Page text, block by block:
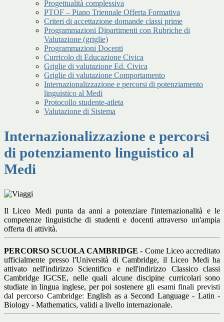
Progettualità complessiva
PTOF – Piano Triennale Offerta Formativa
Criteri di accettazione domande classi prime
Programmazioni Dipartimenti con Rubriche di
Valutazione (griglie)
Programmazioni Docenti
Curricolo di Educazione Civica
Griglie di valutazione Ed. Civica
Griglie di valutazione Comportamento
Internazionalizzazione e percorsi di potenziamento
linguistico al Medi
Protocollo studente-atleta
Valutazione di Sistema
Internazionalizzazione e percorsi
di potenziamento linguistico al
Medi
Il Liceo Medi punta da anni a potenziare l'internazionalità e le
competenze linguistiche di studenti e docenti attraverso un'ampia
offerta di attività.
PERCORSO SCUOLA CAMBRIDGE - Come Liceo accreditato
ufficialmente presso l'Università di Cambridge, il Liceo Medi ha
attivato nell'indirizzo Scientifico e nell'indirizzo Classico classi
Cambridge IGCSE, nelle quali alcune discipine curricolari sono
studiate in lingua inglese, per poi sostenere gli esami finali previsti
dal percorso Cambridge:English as a Second Language - Latin -
Biology - Mathematics, validi a livello internazionale.